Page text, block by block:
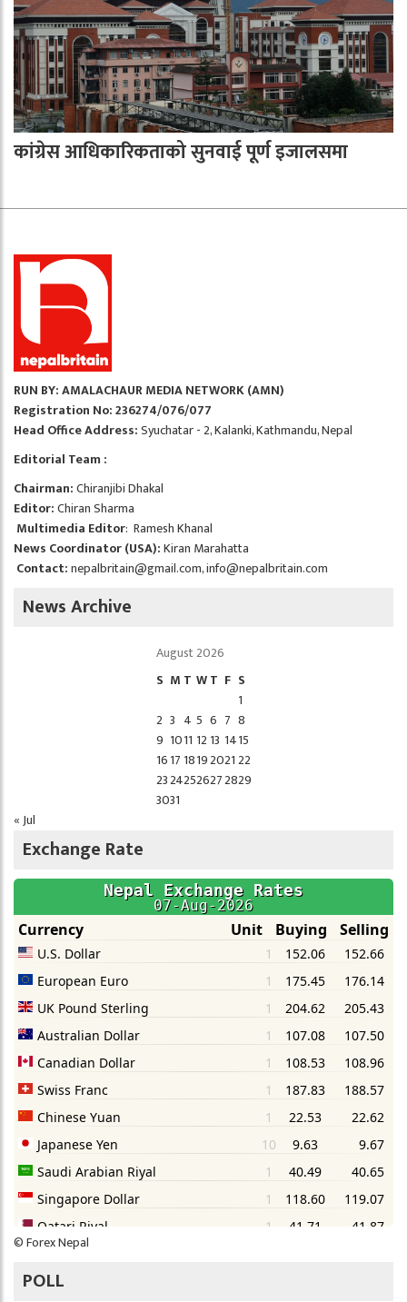
कांग्रेस आधिकारिकताको सुनवाई पूर्ण इजालसमा
RUN BY: AMALACHAUR MEDIA NETWORK (AMN)
Registration No: 236274/076/077
Head Office Address:Syuchatar - 2, Kalanki, Kathmandu, Nepal
Editorial Team :
Chairman:Chiranjibi Dhakal
Editor:Chiran Sharma
Multimedia Editor: Ramesh Khanal
News Coordinator (USA):Kiran Marahatta
Contact:nepalbritain@gmail.com,info@nepalbritain.com
News Archive
August 2026
S M T WT F S
1
2 3 4 5 6 7 8
9 1011 12 13 1415
1617 1819202122
23242526272829
3031
« Jul
Exchange Rate
©Forex Nepal
POLL